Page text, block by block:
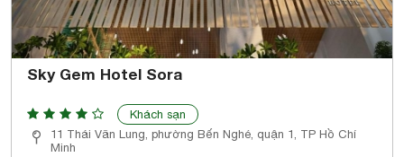
Sky Gem Hotel Sora
Khách sạn
11 Thái Văn Lung, phường Bến Nghé, quận 1, TP Hồ Chí
Minh